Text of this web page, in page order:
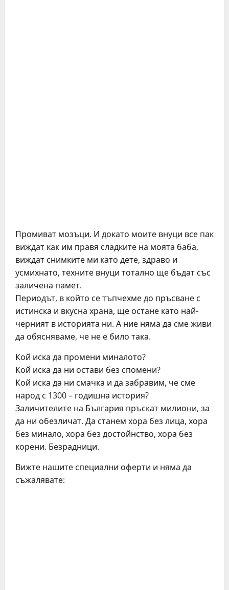
Промиват мозъци. И докато моите внуци все пак
виждат как им правя сладките на моята баба,
виждат снимките ми като дете, здраво и
усмихнато, техните внуци тотално ще бъдат със
заличена памет.
Периодът, в който се тъпчехме до пръсване с
истинска и вкусна храна, ще остане като най-
черният в историята ни. А ние няма да сме живи
да обясняваме, че не е било така.
Кой иска да промени миналото?
Кой иска да ни остави без спомени?
Кой иска да ни смачка и да забравим, че сме
народ с 1300 – годишна история?
Заличителите на България пръскат милиони, за
да ни обезличат. Да станем хора без лица, хора
без минало, хора без достойнство, хора без
корени. Безрадници.
Вижте нашите специални оферти и няма да
съжалявате: